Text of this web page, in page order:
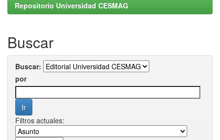
Repositorio Universidad CESMAG
Buscar
Buscar:
por
Filtros actuales: